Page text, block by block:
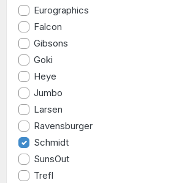
Eurographics
Falcon
Gibsons
Goki
Heye
Jumbo
Larsen
Ravensburger
Schmidt
SunsOut
Trefl